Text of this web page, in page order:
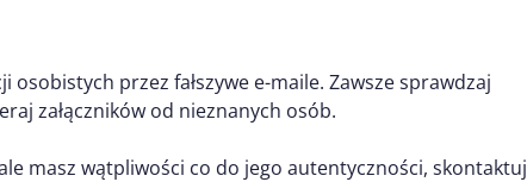
przez fałszywe e-maile. Zawsze sprawdzaj
załączników od nieznanych osób.
masz wątpliwości co do jego autentyczności, skontaktuj